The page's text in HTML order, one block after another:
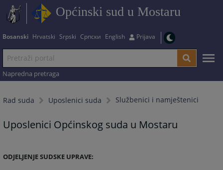
Općinski sud u Mostaru
Bosanski Hrvatski Srpski Српски English Prijava
Napredna pretraga
Rad suda Uposlenici suda Službenici i namještenici
Uposlenici Općinskog suda u Mostaru
ODJELJENJE SUDSKE UPRAVE: